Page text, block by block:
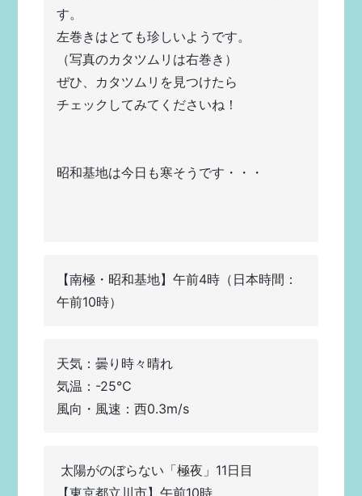
す。
左巻きはとても珍しいようです。
（写真のカタツムリは右巻き）
ぜひ、カタツムリを見つけたら
チェックしてみてくださいね！
昭和基地は今日も寒そうです・・・
【南極・昭和基地】午前4時（日本時間：
午前10時）
天気：曇り時々晴れ
気温：-25℃
風向・風速：西0.3m/s
太陽がのぼらない「極夜」11日目
【東京都立川市】午前10時